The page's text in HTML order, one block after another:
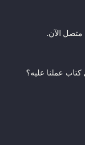
متصل الآن.
كتاب عملنا عليه؟